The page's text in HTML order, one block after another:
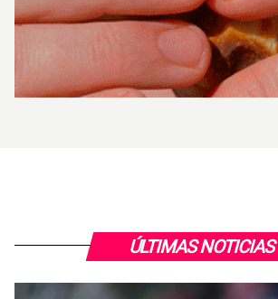
ÚLTIMAS NOTICIAS